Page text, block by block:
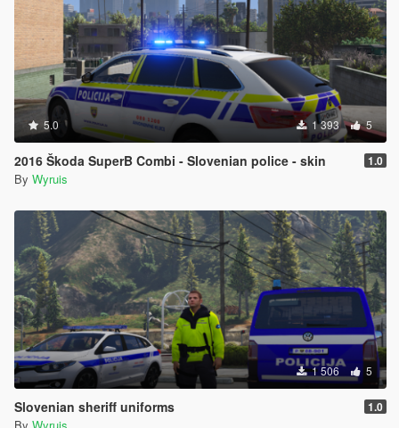
5.0 1 393 5
2016 Škoda SuperB Combi - Slovenian police - skin 1.0
By Wyruis
1 506 5
Slovenian sheriff uniforms 1.0